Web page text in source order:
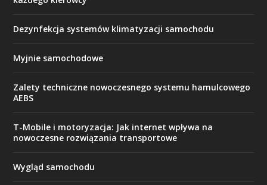
Dezynfekcja systemów klimatyzacji samochodu
Myjnie samochodowe
Zalety techniczne nowoczesnego systemu hamulcowego
AEBS
T-Mobile i motoryzacja: Jak internet wpływa na
nowoczesne rozwiązania transportowe
Wygląd samochodu